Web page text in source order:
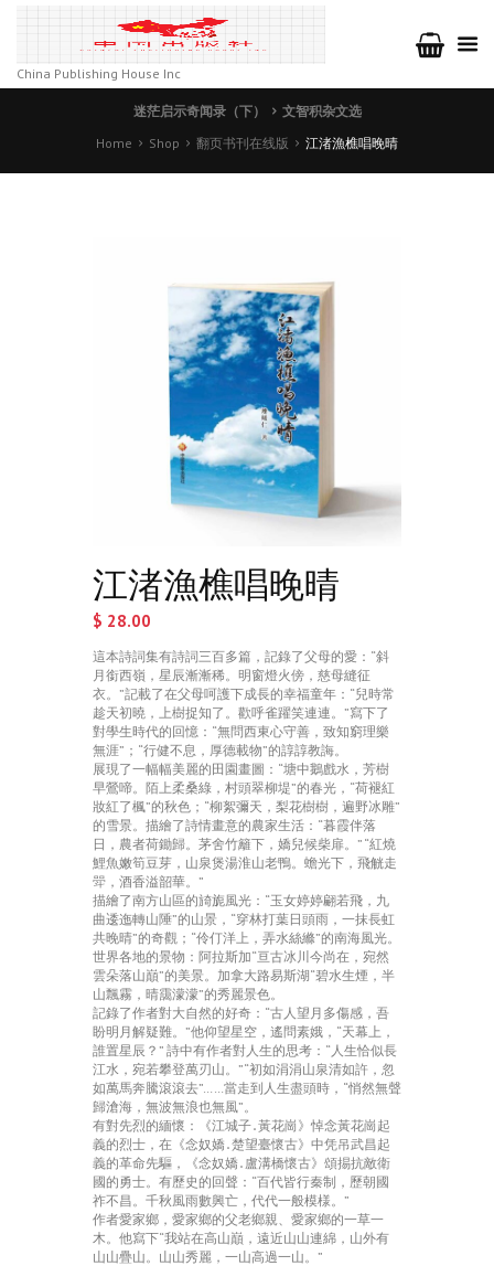
China Publishing House Inc
迷茫启示奇闻录（下）
文智积杂文选
Home
Shop 翻页书刊在线版 江渚漁樵唱晚晴
江渚漁樵唱晚晴
$ 28.00
這本詩詞集有詩詞三百多篇，記錄了父母的愛：“斜
月銜西嶺，星辰漸漸稀。明窗燈火傍，慈母縫征
衣。”記載了在父母呵護下成長的幸福童年：“兒時常
趁天初曉，上樹捉知了。歡呼雀躍笑連連。”寫下了
對學生時代的回憶：“無問西東心守善，致知窮理樂
無涯”；“行健不息，厚德載物”的諄諄教誨。
展現了一幅幅美麗的田園畫圖：“塘中鵝戲水，芳樹
早鶯啼。陌上柔桑綠，村頭翠柳堤”的春光，“荷褪紅
妝紅了楓”的秋色；“柳絮彌天，梨花樹樹，遍野冰雕”
的雪景。描繪了詩情畫意的農家生活：“暮霞伴落
日，農者荷鋤歸。茅舍竹籬下，嬌兒候柴扉。” “紅燒
鯉魚嫩筍豆芽，山泉煲湯淮山老鴨。蟾光下，飛觥走
斝，酒香溢韶華。”
描繪了南方山區的旑旎風光：“玉女婷婷翩若飛，九
曲逶迤轉山陲”的山景，“穿林打葉日頭雨，一抹長虹
共晚晴”的奇觀；“伶仃洋上，弄水絲縧”的南海風光。
世界各地的景物：阿拉斯加“亘古冰川今尚在，宛然
雲朵落山巔”的美景。加拿大路易斯湖“碧水生煙，半
山飄霧，晴靄濛濛”的秀麗景色。
記錄了作者對大自然的好奇：“古人望月多傷感，吾
盼明月解疑難。”他仰望星空，遙問素娥，“天幕上，
誰置星辰？” 詩中有作者對人生的思考：“人生恰似長
江水，宛若攀登萬刃山。”“初如涓涓山泉清如許，忽
如萬馬奔騰滾滾去”……當走到人生盡頭時，“悄然無聲
歸滄海，無波無浪也無風”。
有對先烈的緬懷：《江城子․黃花崗》悼念黃花崗起
義的烈士，在《念奴嬌․楚望臺懷古》中凭吊武昌起
義的革命先驅，《念奴嬌․盧溝橋懷古》頌掦抗敵衛
國的勇士。有歷史的回聲：“百代皆行秦制，歷朝國
祚不昌。千秋風雨數興亡，代代一般模様。”
作者愛家鄉，愛家鄉的父老鄉親、愛家鄉的一草一
木。他寫下“我站在高山巔，遠近山山連綿，山外有
山山疊山。山山秀麗，一山高過一山。”